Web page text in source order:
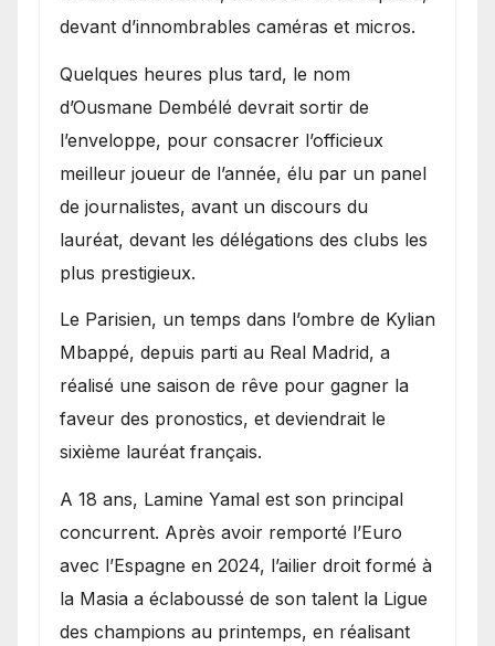
devant d’innombrables caméras et micros.
Quelques heures plus tard, le nom
d’Ousmane Dembélé devrait sortir de
l’enveloppe, pour consacrer l’officieux
meilleur joueur de l’année, élu par un panel
de journalistes, avant un discours du
lauréat, devant les délégations des clubs les
plus prestigieux.
Le Parisien, un temps dans l’ombre de Kylian
Mbappé, depuis parti au Real Madrid, a
réalisé une saison de rêve pour gagner la
faveur des pronostics, et deviendrait le
sixième lauréat français.
A 18 ans, Lamine Yamal est son principal
concurrent. Après avoir remporté l’Euro
avec l’Espagne en 2024, l’ailier droit formé à
la Masia a éclaboussé de son talent la Ligue
des champions au printemps, en réalisant